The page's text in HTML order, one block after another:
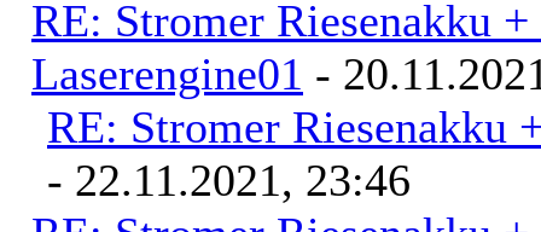
RE: Stromer Riesenakku
Laserengine01 -
RE: Stromer Riesenakku
- 22.11.2021, 23:46